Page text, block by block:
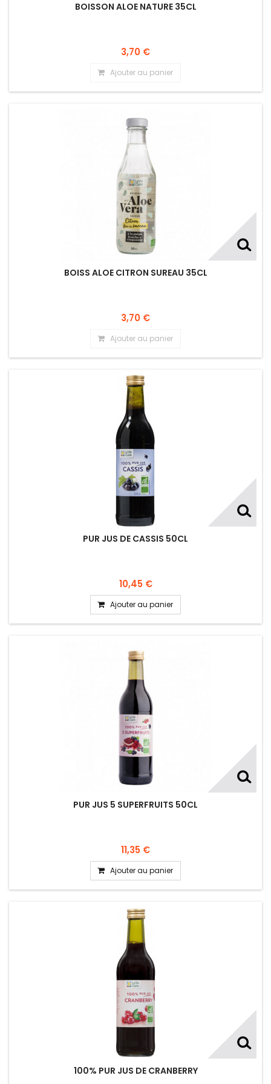
BOISSON ALOE NATURE 35CL
3,70 €
Ajouter au panier
BOISS ALOE CITRON SUREAU 35CL
3,70 €
Ajouter au panier
PUR JUS DE CASSIS 50CL
10,45 €
Ajouter au panier
PUR JUS 5 SUPERFRUITS 50CL
11,35 €
Ajouter au panier
100% PUR JUS DE CRANBERRY